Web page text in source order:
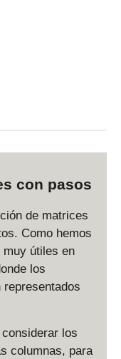
con pasos
de matrices
Como hemos
útiles en
los
los
columnas, para